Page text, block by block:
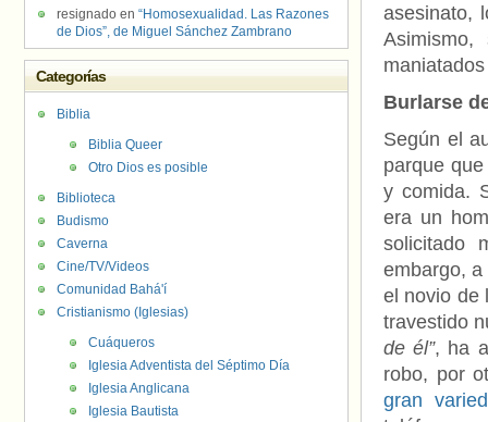
asesinato,
Burlarse
Según el
parque
y comida.
era un
solicitado
embargo,
el novio de
travestido
de él”, ha
robo, por
gran
resignado en “Homosexualidad. Las Razones
de Dios”, de Miguel Sánchez Zambrano
Categorías
Biblia
Biblia Queer
Otro Dios es posible
Biblioteca
Budismo
Caverna
Cine/TV/Videos
Comunidad Bahá'í
Cristianismo (Iglesias)
Cuáqueros
Iglesia Adventista del Séptimo Día
Iglesia Anglicana
Iglesia Bautista